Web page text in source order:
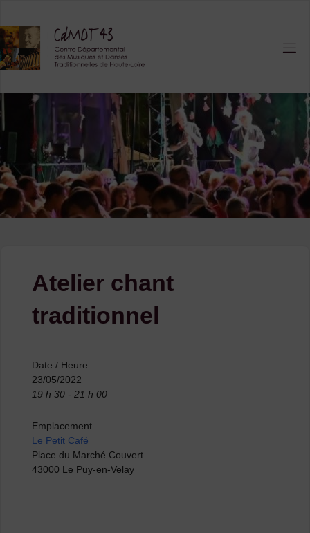
content
Atelier chant
traditionnel
Date / Heure
23/05/2022
19 h 30 - 21 h 00
Emplacement
Le Petit Café
Place du Marché Couvert
43000 Le Puy-en-Velay